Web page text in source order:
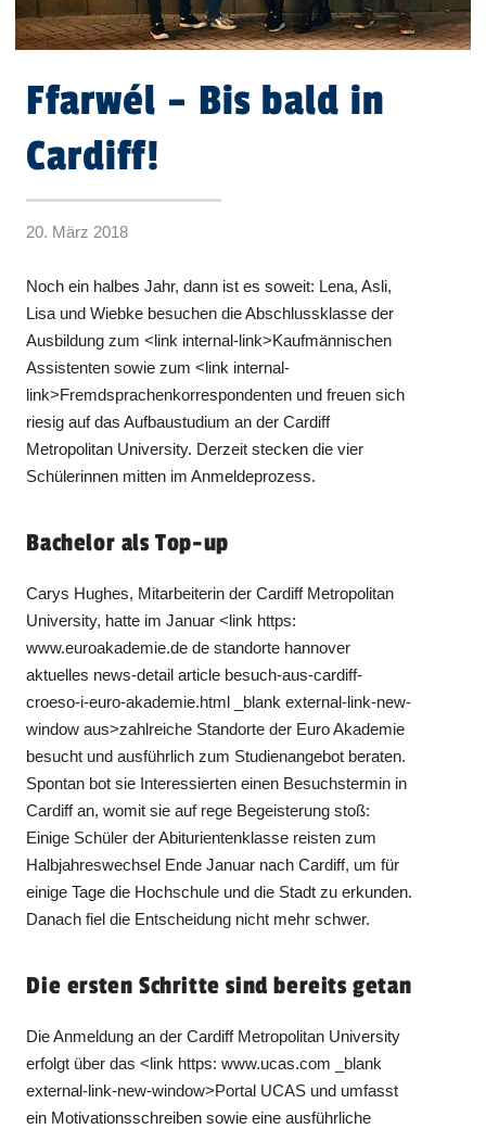
Ffarwél – Bis bald in
Cardiff!
20. März 2018
Noch ein halbes Jahr, dann ist es soweit: Lena, Asli,
Lisa und Wiebke besuchen die Abschlussklasse der
Ausbildung zum <link internal-link>Kaufmännischen
Assistenten sowie zum <link internal-
link>Fremdsprachenkorrespondenten und freuen sich
riesig auf das Aufbaustudium an der Cardiff
Metropolitan University. Derzeit stecken die vier
Schülerinnen mitten im Anmeldeprozess.
Bachelor als Top-up
Carys Hughes, Mitarbeiterin der Cardiff Metropolitan
University, hatte im Januar <link https:
www.euroakademie.de de standorte hannover
aktuelles news-detail article besuch-aus-cardiff-
croeso-i-euro-akademie.html _blank external-link-new-
window aus>zahlreiche Standorte der Euro Akademie
besucht und ausführlich zum Studienangebot beraten.
Spontan bot sie Interessierten einen Besuchstermin in
Cardiff an, womit sie auf rege Begeisterung stoß:
Einige Schüler der Abiturientenklasse reisten zum
Halbjahreswechsel Ende Januar nach Cardiff, um für
einige Tage die Hochschule und die Stadt zu erkunden.
Danach fiel die Entscheidung nicht mehr schwer.
Die ersten Schritte sind bereits getan
Die Anmeldung an der Cardiff Metropolitan University
erfolgt über das <link https: www.ucas.com _blank
external-link-new-window>Portal UCAS und umfasst
ein Motivationsschreiben sowie eine ausführliche